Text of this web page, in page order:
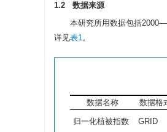
1.2 数据来源
本研究所用数据包括
详见表1。
数据名称
数据格
归一化植被指数 GRID